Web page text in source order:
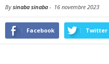
Bysinaba sinaba - 16 novembre 2023
Facebook Twitter